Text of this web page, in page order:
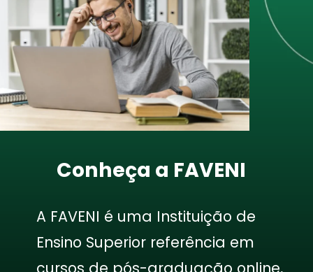
A FAVENI é uma Instituição de
Ensino Superior referência em
Conheça a FAVENI